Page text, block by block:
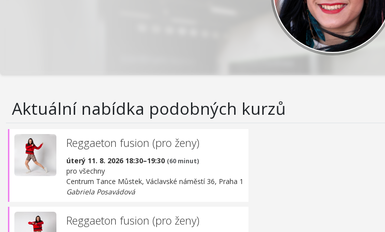
Aktuální nabídka podobných kurzů
Reggaeton fusion (pro ženy)
úterý 11. 8. 2026 18:30–19:30 (60 minut)
pro všechny
Centrum Tance Můstek, Václavské náměstí 36, Praha 1
Gabriela Posavádová
Reggaeton fusion (pro ženy)